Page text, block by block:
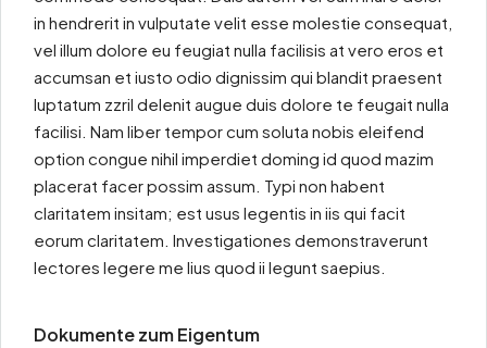
in hendrerit in vulputate velit esse molestie consequat,
vel illum dolore eu feugiat nulla facilisis at vero eros et
accumsan et iusto odio dignissim qui blandit praesent
luptatum zzril delenit augue duis dolore te feugait nulla
facilisi. Nam liber tempor cum soluta nobis eleifend
option congue nihil imperdiet doming id quod mazim
placerat facer possim assum. Typi non habent
claritatem insitam; est usus legentis in iis qui facit
eorum claritatem. Investigationes demonstraverunt
lectores legere me lius quod ii legunt saepius.
Dokumente zum Eigentum